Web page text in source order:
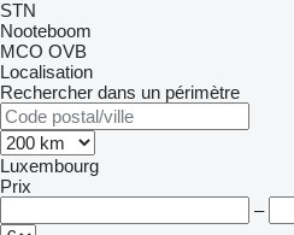
STN
Nooteboom
MCO OVB
Localisation
Rechercher dans un périmètre
Luxembourg
Prix
–